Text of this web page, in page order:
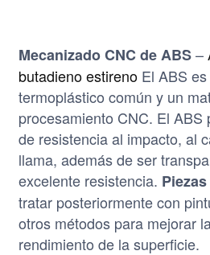
Mecanizado CNC de ABS–
butadieno estireno El ABS
termoplástico común y un
procesamiento CNC. El ABS
de resistencia al impacto, al
llama, además de ser
excelente resistencia.
tratar posteriormente con
otros métodos para mejorar
rendimiento de la superficie.